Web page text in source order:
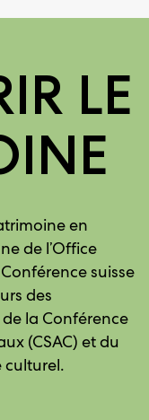
LE
en
de l’Office
suisse
des
la Conférence
(CSAC) et du
culturel.